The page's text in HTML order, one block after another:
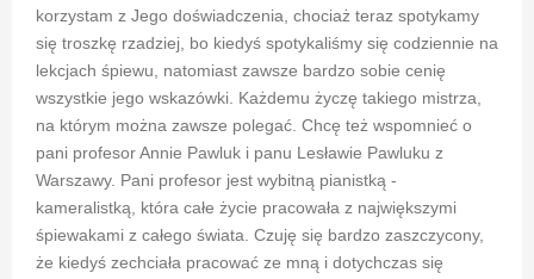
korzystam z Jego doświadczenia, chociaż teraz spotykamy
się troszkę rzadziej, bo kiedyś spotykaliśmy się codziennie na
lekcjach śpiewu, natomiast zawsze bardzo sobie cenię
wszystkie jego wskazówki. Każdemu życzę takiego mistrza,
na którym można zawsze polegać. Chcę też wspomnieć o
pani profesor Annie Pawluk i panu Lesławie Pawluku z
Warszawy. Pani profesor jest wybitną pianistką -
kameralistką, która całe życie pracowała z największymi
śpiewakami z całego świata. Czuję się bardzo zaszczycony,
że kiedyś zechciała pracować ze mną i dotychczas się